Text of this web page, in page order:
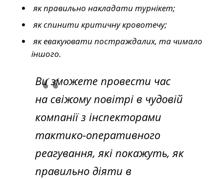
як правильно накладати турнікет;
як спинити критичну кровотечу;
як евакуювати постраждалих, та чимало
іншого.
Ви зможете провести час
на свіжому повітрі в чудовій
компанії з інспекторами
тактико-оперативного
реагування, які покажуть, як
правильно діяти в